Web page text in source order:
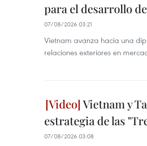
para el desarrollo
07/08/2026 03:21
Vietnam avanza hacia una
relaciones exteriores en
Vietnam y
estrategia de las
07/08/2026 03:08